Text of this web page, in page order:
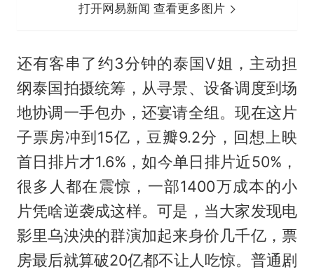
打开网易新闻 查看更多图片
还有客串了约3分钟的泰国V姐，主动担
纲泰国拍摄统筹，从寻景、设备调度到场
地协调一手包办，还宴请全组。现在这片
子票房冲到15亿，豆瓣9.2分，回想上映
首日排片才1.6%，如今单日排片近50%，
很多人都在震惊，一部1400万成本的小
片凭啥逆袭成这样。可是，当大家发现电
影里乌泱泱的群演加起来身价几千亿，票
房最后就算破20亿都不让人吃惊。普通剧